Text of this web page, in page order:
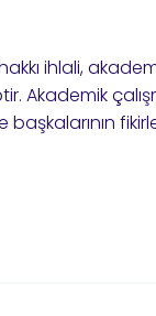
ihlali,
Akademik